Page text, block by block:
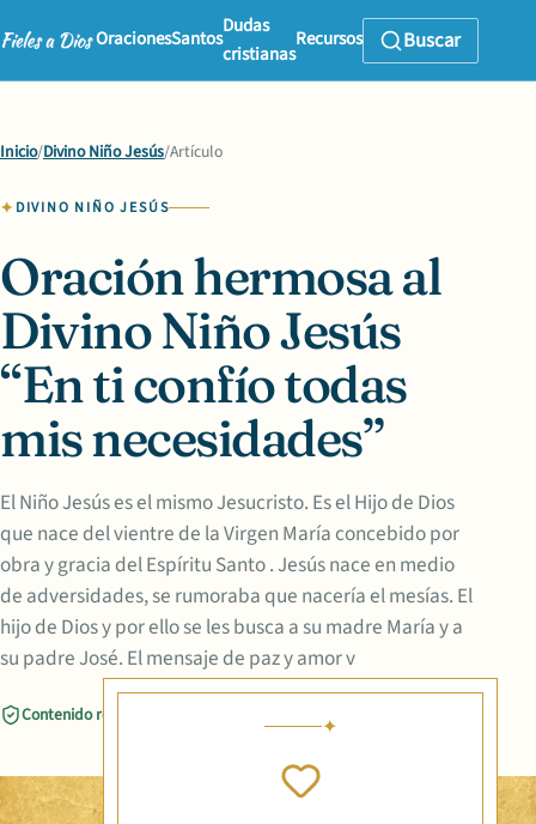
OracionesSantos
Dudas
cristianas
Recursos Buscar
Inicio/Divino Niño Jesús/Artículo
DIVINO NIÑO JESÚS
Oración hermosa al
Divino Niño Jesús
“En ti confío todas
mis necesidades”
El Niño Jesús es el mismo Jesucristo. Es el Hijo de Dios
que nace del vientre de la Virgen María concebido por
obra y gracia del Espíritu Santo . Jesús nace en medio
de adversidades, se rumoraba que nacería el mesías. El
hijo de Dios y por ello se les busca a su madre María y a
su padre José. El mensaje de paz y amor v
Contenido revisado